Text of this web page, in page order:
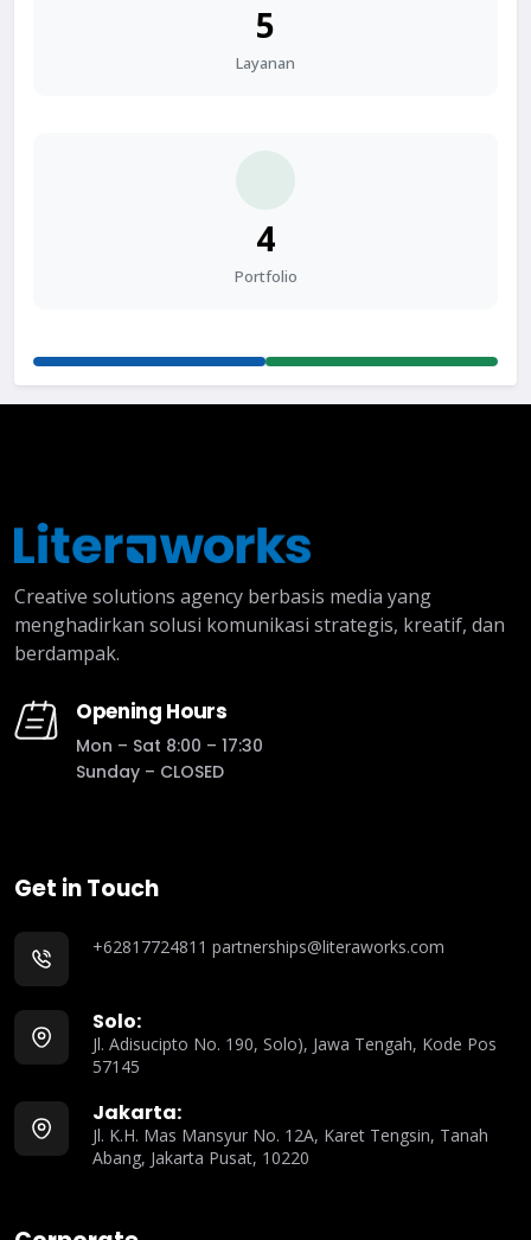
5
Layanan
4
Portfolio
Creative solutions agency berbasis media yang
menghadirkan solusi komunikasi strategis, kreatif, dan
berdampak.
Opening Hours
Mon – Sat 8:00 – 17:30
Sunday – CLOSED
Get in Touch
+62817724811 partnerships@literaworks.com
Solo:
Jl. Adisucipto No. 190, Solo), Jawa Tengah, Kode Pos
57145
Jakarta:
Jl. K.H. Mas Mansyur No. 12A, Karet Tengsin, Tanah
Abang, Jakarta Pusat, 10220